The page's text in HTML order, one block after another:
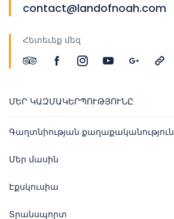
contact@landofnoah.com
Հետեւեք մեզ
ՄԵՐ ԿԱԶՄԱԿԵՐՊՈՒԹՅՈՒՆԸ
Գաղտնիության քաղաքականություն
Մեր մասին
Էքսկուսիա
Տրանսպորտ